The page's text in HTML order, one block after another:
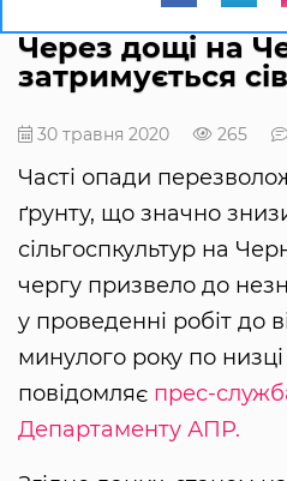
Через дощі на
затримується
30 травня 2020 265
Часті опади
ґрунту, що значно
сільгоспкультур на
чергу призвело до
у проведенні робіт до
минулого року по
повідомляє прес-
Департаменту АПР.